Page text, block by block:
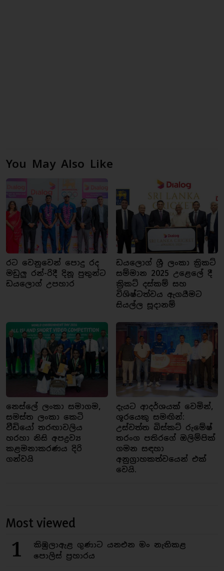
You May Also Like
රට වෙනුවෙන් පොදු රද
මඩුලු රන්-රිදී දිනූ පුතුන්ට
ඩයලොග් උපහාර
ඩයලොග් ශ්‍රී ලංකා ක්‍රිකට්
සම්මාන 2025 උළෙලේ දී
ක්‍රිකට් දස්කම් සහ
විශිෂ්ටත්වය ඇගයීමට
සියල්ල සූදානම්
නෙස්ලේ ලංකා සමාගම,
සමස්ත ලංකා කෙටි
වීඩියෝ තරඟාවලිය
හරහා නිසි අපද්‍රව්‍ය
කළමනාකරණය දිරි
ගන්වයි
දැයට ආදර්ශයක් වෙමින්,
ශූරයෙකු සමඟින්:
උස්වත්ත බිස්කට් රුමේෂ්
තරංග පතිරගේ ඔලිම්පික්
ගමන සඳහා
අනුග්‍රාහකත්වයෙන් එක්
වෙයි.
Most viewed
1
කිඹුලාඇළ ගුණාට යනඑන මං නැතිකළ
පොලිස් ප්‍රහාරය